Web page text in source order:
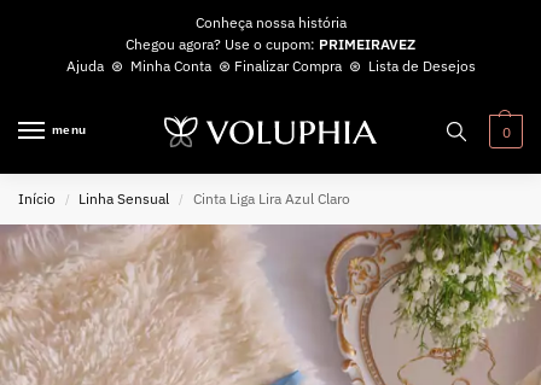
Conheça nossa história
Chegou agora? Use o cupom: PRIMEIRAVEZ
Ajuda⊛ Minha Conta⊛ Finalizar Compra⊛ Lista de Desejos
menu 0
Início / Linha Sensual / Cinta Liga Lira Azul Claro